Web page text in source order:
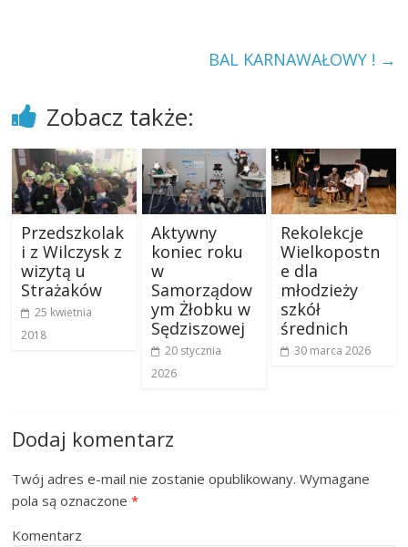
BAL KARNAWAŁOWY ! →
Zobacz także:
Przedszkolak
i z Wilczysk z
wizytą u
Strażaków
25 kwietnia
2018
Aktywny
koniec roku
w
Samorządow
ym Żłobku w
Sędziszowej
20 stycznia
2026
Rekolekcje
Wielkopostn
e dla
młodzieży
szkół
średnich
30 marca 2026
Dodaj komentarz
Twój adres e-mail nie zostanie opublikowany. Wymagane
pola są oznaczone*
Komentarz